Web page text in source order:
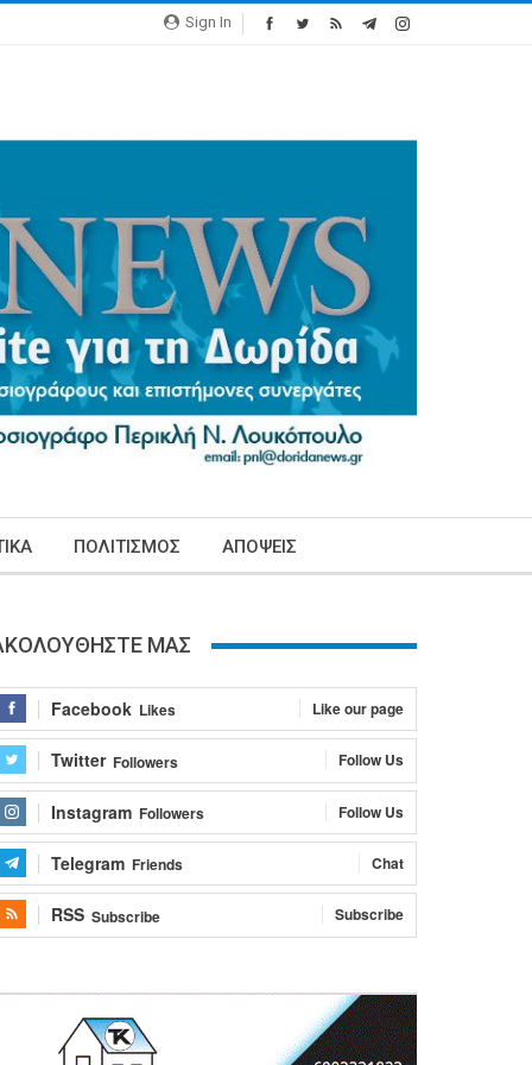
Sign In
ΠΟΛΙΤΙΣΜΟΣ ΑΠΟΨΕΙΣ
ΜΑΣ
Facebook Likes Like our page
Twitter Followers Follow Us
Instagram Followers Follow Us
Telegram Friends Chat
RSS Subscribe Subscribe